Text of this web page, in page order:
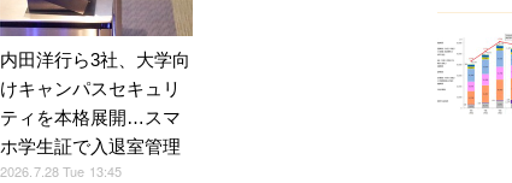
内田洋行ら3社、大学向
けキャンパスセキュリ
ティを本格展開…スマ
ホ学生証で入退室管理
2026.7.28 Tue 13:45